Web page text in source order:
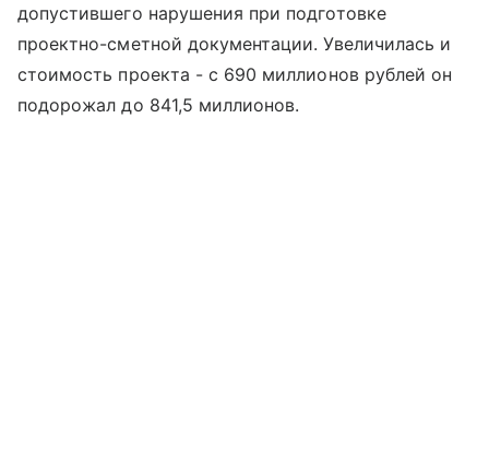
допустившего нарушения при подготовке
проектно-сметной документации. Увеличилась и
стоимость проекта - с 690 миллионов рублей он
подорожал до 841,5 миллионов.